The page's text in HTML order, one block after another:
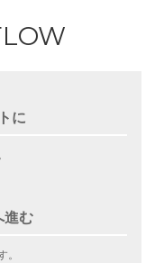
に
進む